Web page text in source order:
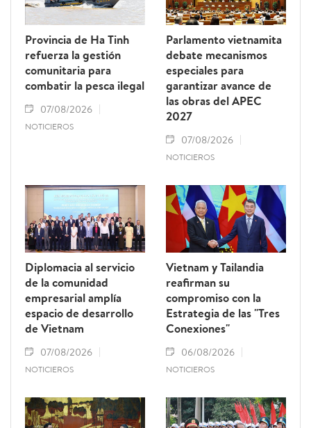
Provincia de Ha Tinh
refuerza la gestión
comunitaria para
combatir la pesca ilegal
07/08/2026
NOTICIEROS
Parlamento vietnamita
debate mecanismos
especiales para
garantizar avance de
las obras del APEC
2027
07/08/2026
NOTICIEROS
Diplomacia al servicio
de la comunidad
empresarial amplía
espacio de desarrollo
de Vietnam
07/08/2026
NOTICIEROS
Vietnam y Tailandia
reafirman su
compromiso con la
Estrategia de las "Tres
Conexiones"
06/08/2026
NOTICIEROS